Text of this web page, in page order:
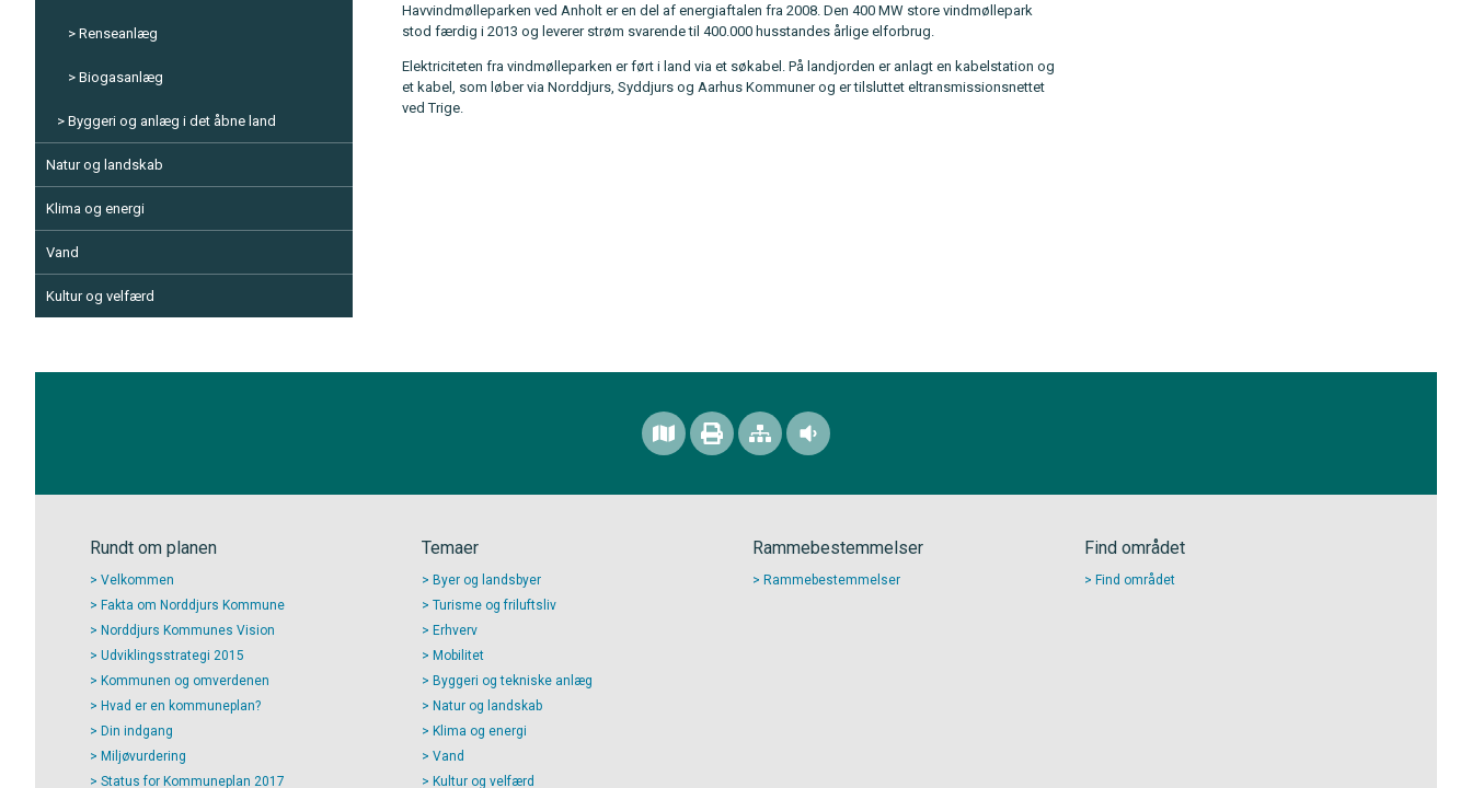
Renseanlæg
Biogasanlæg
Byggeri og anlæg i det åbne land
Natur og landskab
Klima og energi
Vand
Kultur og velfærd
Havvindmølleparken ved Anholt er en del af energiaftalen fra 2008. Den 400 MW store vindmøllepark
stod færdig i 2013 og leverer strøm svarende til 400.000 husstandes årlige elforbrug.
Elektriciteten fra vindmølleparken er ført i land via et søkabel. På landjorden er anlagt en kabelstation og
et kabel, som løber via Norddjurs, Syddjurs og Aarhus Kommuner og er tilsluttet eltransmissionsnettet
ved Trige.
Rundt om planen
Velkommen
Fakta om Norddjurs Kommune
Norddjurs Kommunes Vision
Udviklingsstrategi 2015
Kommunen og omverdenen
Hvad er en kommuneplan?
Din indgang
Miljøvurdering
Status for Kommuneplan 2017
Temaer
Byer og landsbyer
Turisme og friluftsliv
Erhverv
Mobilitet
Byggeri og tekniske anlæg
Natur og landskab
Klima og energi
Vand
Kultur og velfærd
Rammebestemmelser
Rammebestemmelser
Find området
Find området